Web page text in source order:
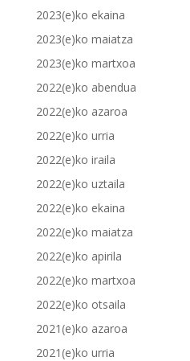
2023(e)ko ekaina
2023(e)ko maiatza
2023(e)ko martxoa
2022(e)ko abendua
2022(e)ko azaroa
2022(e)ko urria
2022(e)ko iraila
2022(e)ko uztaila
2022(e)ko ekaina
2022(e)ko maiatza
2022(e)ko apirila
2022(e)ko martxoa
2022(e)ko otsaila
2021(e)ko azaroa
2021(e)ko urria